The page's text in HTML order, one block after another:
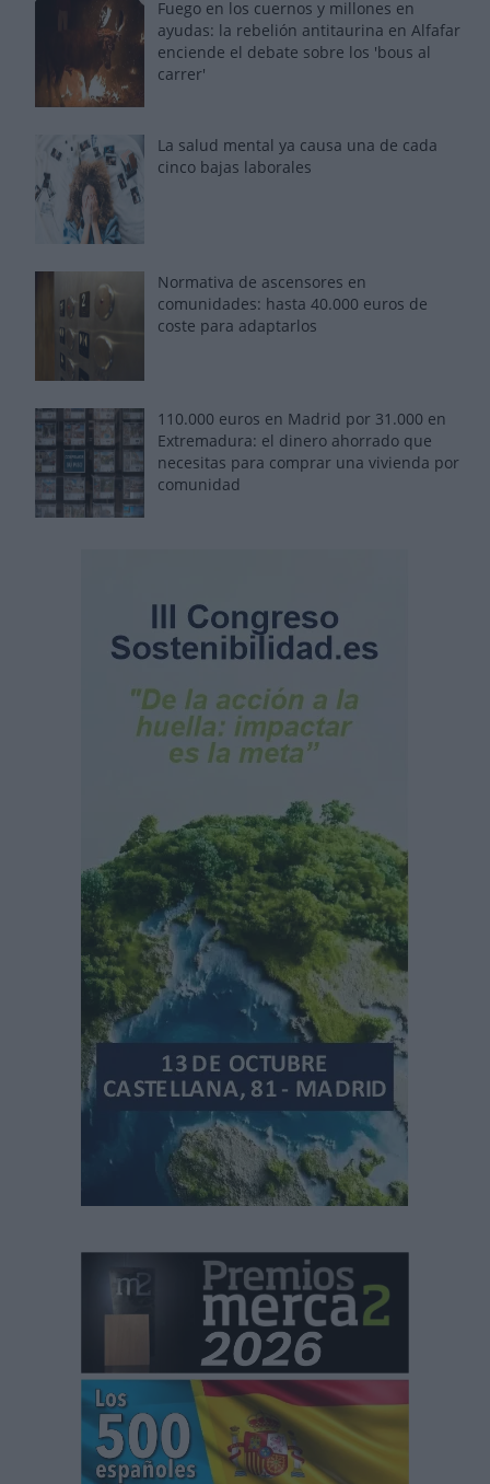
Fuego en los cuernos y millones en
ayudas: la rebelión antitaurina en Alfafar
enciende el debate sobre los 'bous al
carrer'
La salud mental ya causa una de cada
cinco bajas laborales
Normativa de ascensores en
comunidades: hasta 40.000 euros de
coste para adaptarlos
110.000 euros en Madrid por 31.000 en
Extremadura: el dinero ahorrado que
necesitas para comprar una vivienda por
comunidad